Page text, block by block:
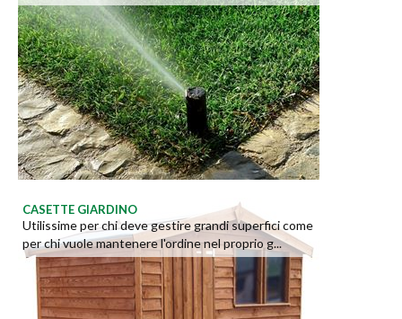
CASETTE GIARDINO
Utilissime per chi deve gestire grandi superfici come
per chi vuole mantenere l'ordine nel proprio g...